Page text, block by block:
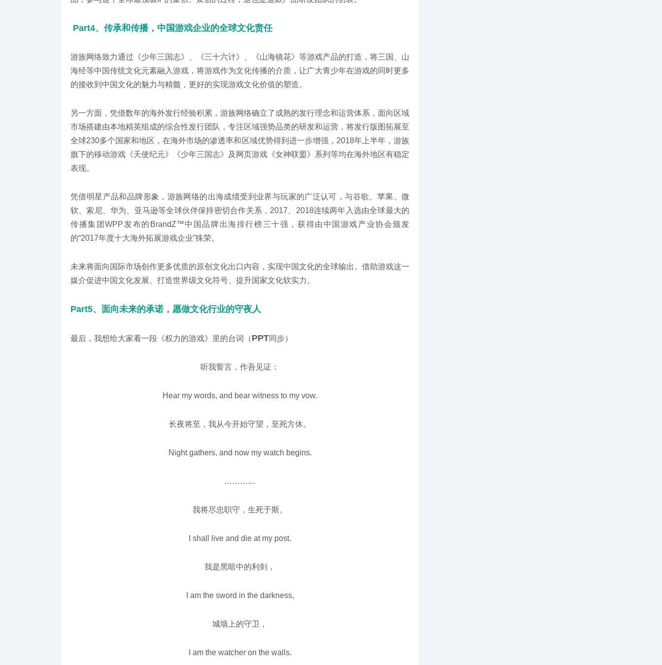
Part4、传承和传播，中国游戏企业的全球文化责任
游族网络致力通过《少年三国志》、《三十六计》、《山海镜花》等游戏产品的打造，将三国、山
海经等中国传统文化元素融入游戏，将游戏作为文化传播的介质，让广大青少年在游戏的同时更多
的接收到中国文化的魅力与精髓，更好的实现游戏文化价值的塑造。
另一方面，凭借数年的海外发行经验积累，游族网络确立了成熟的发行理念和运营体系，面向区域
市场搭建由本地精英组成的综合性发行团队，专注区域强势品类的研发和运营，将发行版图拓展至
全球230多个国家和地区，在海外市场的渗透率和区域优势得到进一步增强，2018年上半年，游族
旗下的移动游戏《天使纪元》《少年三国志》及网页游戏《女神联盟》系列等均在海外地区有稳定
表现。
凭借明星产品和品牌形象，游族网络的出海成绩受到业界与玩家的广泛认可，与谷歌、苹果、微
软、索尼、华为、亚马逊等全球伙伴保持密切合作关系，2017、2018连续两年入选由全球最大的
传播集团WPP发布的BrandZ™中国品牌出海排行榜三十强，获得由中国游戏产业协会颁发
的“2017年度十大海外拓展游戏企业”殊荣。
未来将面向国际市场创作更多优质的原创文化出口内容，实现中国文化的全球输出。借助游戏这一
媒介促进中国文化发展、打造世界级文化符号、提升国家文化软实力。
Part5、面向未来的承诺，愿做文化行业的守夜人
最后，我想给大家看一段《权力的游戏》里的台词（PPT同步）
听我誓言，作吾见证：
Hear my words, and bear witness to my vow.
长夜将至，我从今开始守望，至死方休。
Night gathers, and now my watch begins.
…………
我将尽忠职守，生死于斯。
I shall live and die at my post.
我是黑暗中的利剑，
I am the sword in the darkness,
城墙上的守卫，
I am the watcher on the walls.